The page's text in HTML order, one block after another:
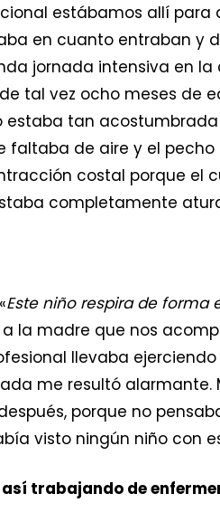
estábamos allí
en cuanto entraban y
jornada intensiva en
tal vez ocho meses
estaba tan
faltaba de aire y el
costal porque el
completamente
Este niño respira de forma
la madre que nos
llevaba
me resultó
porque no
visto ningún niño con
trabajando de